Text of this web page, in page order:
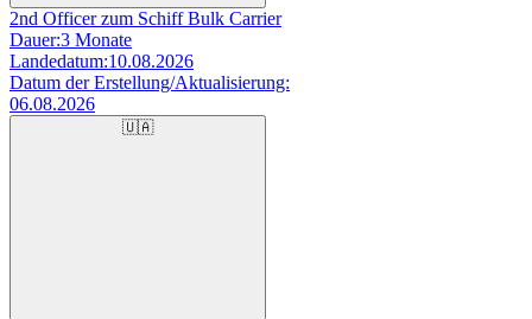
2nd Officer zum Schiff Bulk Carrier
Dauer:3 Monate
Landedatum:10.08.2026
Datum der Erstellung/Aktualisierung:
06.08.2026
🇺🇦